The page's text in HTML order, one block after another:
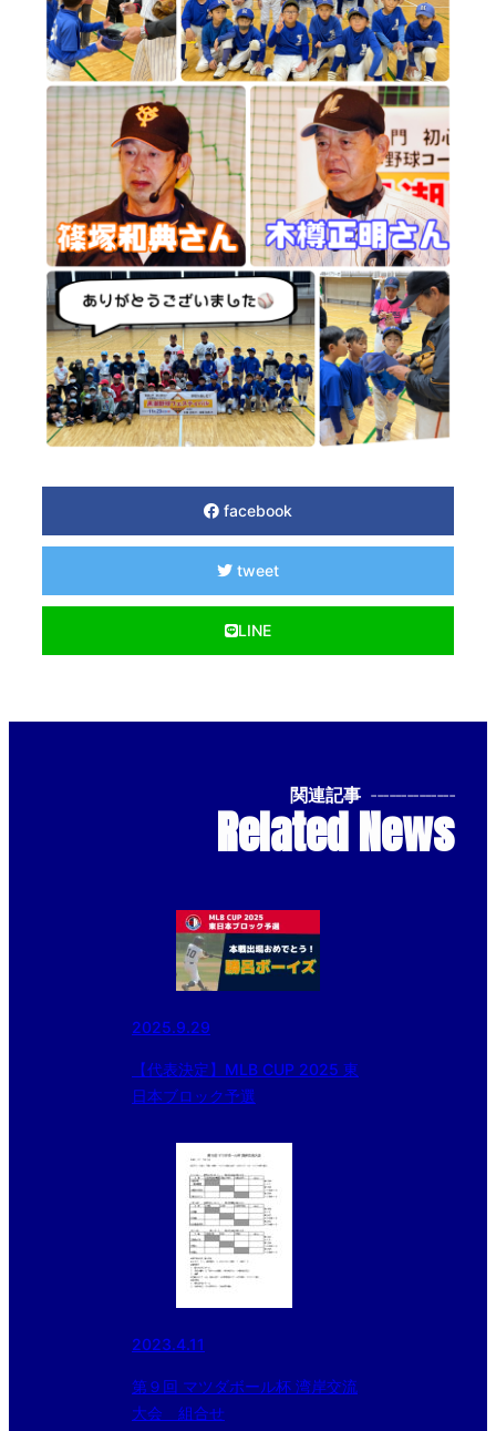
facebook
tweet
LINE
関連記事 --------------
Related News
2025.9.29
【代表決定】MLB CUP 2025 東
日本ブロック予選
2023.4.11
第９回 マツダボール杯 湾岸交流
大会 組合せ